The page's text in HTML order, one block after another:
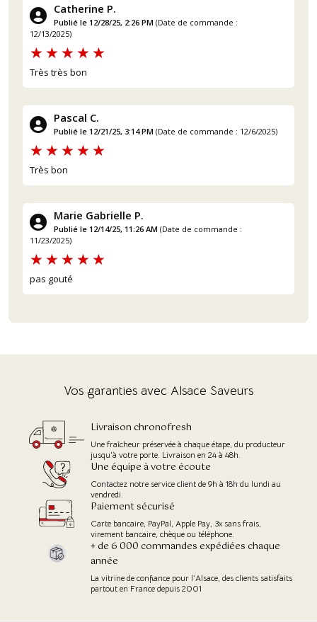
(40 avis)
Catherine P.
Publié le 12/28/25, 2:26 PM (Date de commande :
12/13/2025)
Très très bon
Pascal C.
Publié le 12/21/25, 3:14 PM (Date de commande : 12/6/2025)
Très bon
Marie Gabrielle P.
Publié le 12/14/25, 11:26 AM (Date de commande :
11/23/2025)
pas gouté
Vos garanties avec Alsace Saveurs
Livraison chronofresh
Une fraîcheur préservée à chaque étape, du producteur
jusqu'à votre porte. Livraison en 24 à 48h.
Une équipe à votre écoute
Contactez notre service client de 9h à 18h du lundi au
vendredi.
Paiement sécurisé
Carte bancaire, PayPal, Apple Pay, 3x sans frais,
virement bancaire, chèque ou téléphone.
+ de 6 000 commandes expédiées chaque
année
La vitrine de confiance pour l’Alsace, des clients satisfaits
partout en France depuis 2001